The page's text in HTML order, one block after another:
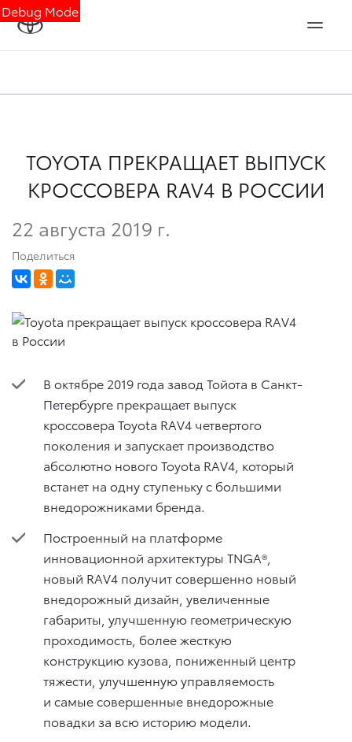
Debug Mode
TOYOTA ПРЕКРАЩАЕТ ВЫПУСК
КРОССОВЕРА RAV4 В РОССИИ
22 августа 2019 г.
Поделиться
В октябре 2019 года завод Тойота в Санкт-
Петербурге прекращает выпуск
кроссовера Toyota RAV4 четвертого
поколения и запускает производство
абсолютно нового Toyota RAV4, который
встанет на одну ступеньку с большими
внедорожниками бренда.
Построенный на платформе
инновационной архитектуры TNGA®,
новый RAV4 получит совершенно новый
внедорожный дизайн, увеличенные
габариты, улучшенную геометрическую
проходимость, более жесткую
конструкцию кузова, пониженный центр
тяжести, улучшенную управляемость
и самые совершенные внедорожные
повадки за всю историю модели.